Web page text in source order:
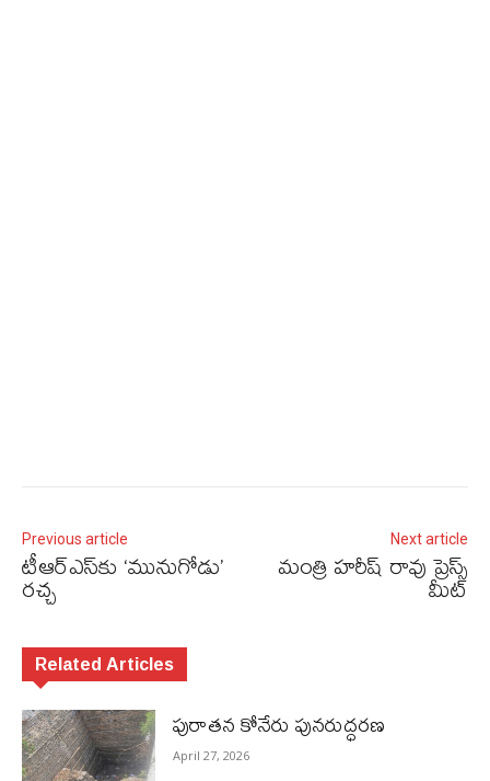
Previous article
టీఆర్ఎస్‌కు ‘మునుగోడు’
రచ్చ
Next article
మంత్రి హరీష్ రావు ప్రెస్స్
మీట్
Related Articles
పురాత‌న కోనేరు పున‌రుద్ధ‌ర‌ణ
April 27, 2026